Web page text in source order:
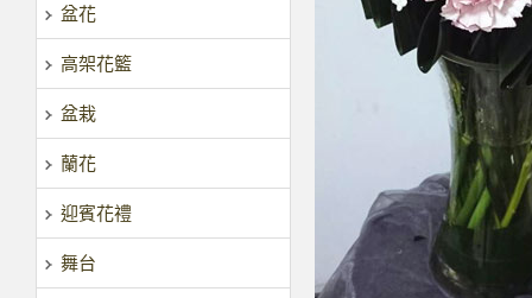
盆花
高架花籃
盆栽
蘭花
迎賓花禮
舞台